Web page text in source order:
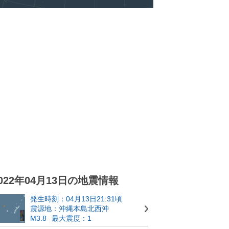
年04月13日の地震情報
発生時刻：04月13日21:31頃
震源地：沖縄本島北西沖
M3.8
最大震度：1